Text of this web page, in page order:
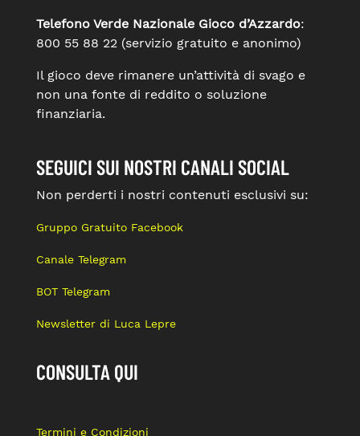
Telefono Verde Nazionale Gioco d’Azzardo:
800 55 88 22 (servizio gratuito e anonimo)
Il gioco deve rimanere un’attività di svago e
non una fonte di reddito o soluzione
finanziaria.
SEGUICI SUI NOSTRI CANALI SOCIAL
Non perderti i nostri contenuti esclusivi su:
Gruppo Gratuito Facebook
Canale Telegram
BOT Telegram
Newsletter di Luca Lepre
CONSULTA QUI
Termini e Condizioni